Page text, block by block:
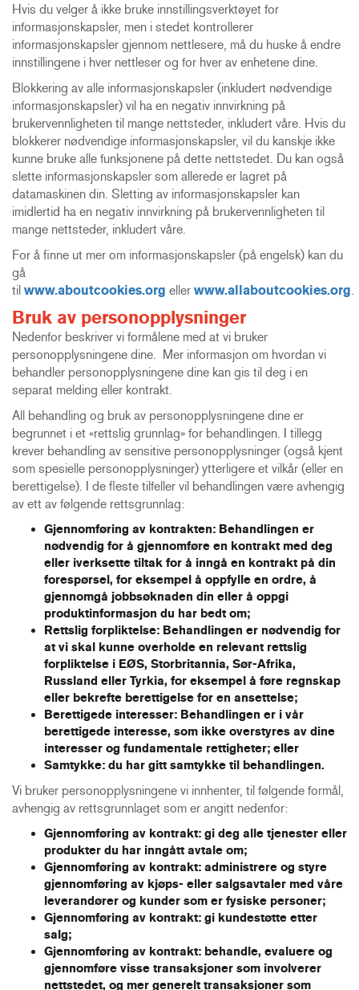
Hvis du velger å ikke bruke innstillingsverktøyet for
informasjonskapsler, men i stedet kontrollerer
informasjonskapsler gjennom nettlesere, må du huske å endre
innstillingene i hver nettleser og for hver av enhetene dine.
Blokkering av alle informasjonskapsler (inkludert nødvendige
informasjonskapsler) vil ha en negativ innvirkning på
brukervennligheten til mange nettsteder, inkludert våre. Hvis du
blokkerer nødvendige informasjonskapsler, vil du kanskje ikke
kunne bruke alle funksjonene på dette nettstedet. Du kan også
slette informasjonskapsler som allerede er lagret på
datamaskinen din. Sletting av informasjonskapsler kan
imidlertid ha en negativ innvirkning på brukervennligheten til
mange nettsteder, inkludert våre.
For å finne ut mer om informasjonskapsler (på engelsk) kan du
gå
til www.aboutcookies.org eller www.allaboutcookies.org
Bruk av personopplysninger
Nedenfor beskriver vi formålene med at vi bruker
personopplysningene dine. Mer informasjon om hvordan vi
behandler personopplysningene dine kan gis til deg i en
separat melding eller kontrakt.
All behandling og bruk av personopplysningene dine er
begrunnet i et «rettslig grunnlag» for behandlingen. I tillegg
krever behandling av sensitive personopplysninger (også kjent
som spesielle personopplysninger) ytterligere et vilkår (eller en
berettigelse). I de fleste tilfeller vil behandlingen være avhengig
av ett av følgende rettsgrunnlag:
Gjennomføring av kontrakten: Behandlingen er
nødvendig for å gjennomføre en kontrakt med deg
eller iverksette tiltak for å inngå en kontrakt på din
forespørsel, for eksempel å oppfylle en ordre, å
gjennomgå jobbsøknaden din eller å oppgi
produktinformasjon du har bedt om;
Rettslig forpliktelse: Behandlingen er nødvendig for
at vi skal kunne overholde en relevant rettslig
forpliktelse i EØS, Storbritannia, Sør-Afrika,
Russland eller Tyrkia, for eksempel å føre regnskap
eller bekrefte berettigelse for en ansettelse;
Berettigede interesser: Behandlingen er i vår
berettigede interesse, som ikke overstyres av dine
interesser og fundamentale rettigheter; eller
Samtykke: du har gitt samtykke til behandlingen.
Vi bruker personopplysningene vi innhenter, til følgende formål,
avhengig av rettsgrunnlaget som er angitt nedenfor:
Gjennomføring av kontrakt: gi deg alle tjenester eller
produkter du har inngått avtale om;
Gjennomføring av kontrakt: administrere og styre
gjennomføring av kjøps- eller salgsavtaler med våre
leverandører og kunder som er fysiske personer;
Gjennomføring av kontrakt: gi kundestøtte etter
salg;
Gjennomføring av kontrakt: behandle, evaluere og
gjennomføre visse transaksjoner som involverer
nettstedet, og mer generelt transaksjoner som